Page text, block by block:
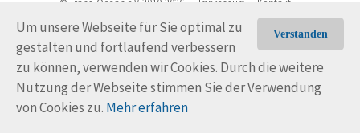
Verstanden
Um unsere Webseite für Sie optimal zu
gestalten und fortlaufend verbessern
zu können, verwenden wir Cookies. Durch die weitere
Nutzung der Webseite stimmen Sie der Verwendung
von Cookies zu. Mehr erfahren
Nutzungsbedingungen
Rechtliche Hinweise